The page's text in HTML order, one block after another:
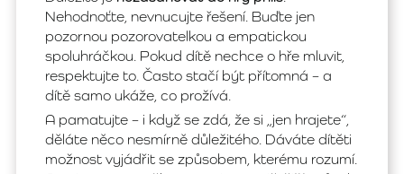
Nehodnoťte, nevnucujte řešení. Buďte jen
pozornou pozorovatelkou a empatickou
spoluhráčkou. Pokud dítě nechce o hře mluvit,
respektujte to. Často stačí být přítomná – a
dítě samo ukáže, co prožívá.
A pamatujte – i když se zdá, že si „jen hrajete“,
děláte něco nesmírně důležitého. Dáváte dítěti
možnost vyjádřit se způsobem, kterému rozumí.